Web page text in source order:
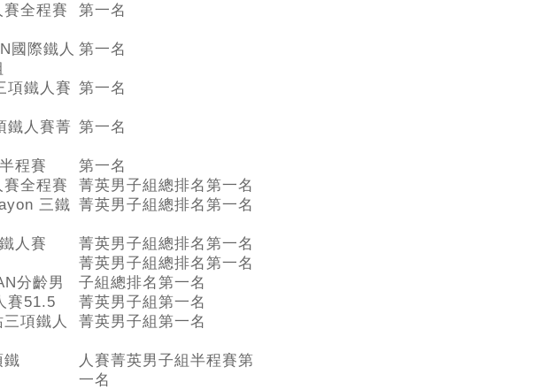
全程賽
第一名
國際鐵人 第一名
項鐵人賽 第一名
鐵人賽菁 第一名
程賽
第一名
全程賽
菁英男子組總排名第一名
三鐵 菁英男子組總排名第一名
人賽
菁英男子組總排名第一名
菁英男子組總排名第一名
分齡男
子組總排名第一名
賽51.5
菁英男子組第一名
項鐵人
菁英男子組第一名
鐵
人賽菁英男子組半程賽第
一名